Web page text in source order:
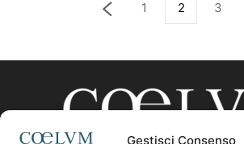
Gestisci Consenso
1 2 3